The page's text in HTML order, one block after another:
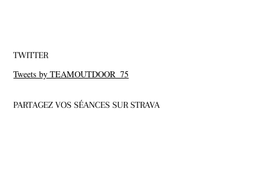
TWITTER
Tweets by TEAMOUTDOOR_75
PARTAGEZ VOS SÉANCES SUR STRAVA